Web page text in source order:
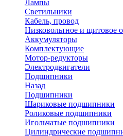
Лампы
Светильники
Кабель, провод
Низковольтное и щитовое
Аккумуляторы
Комплектующие
Мотор-редукторы
Электродвигатели
Подшипники
Назад
Подшипники
Шариковые подшипники
Роликовые подшипники
Игольчатые подшипники
Цилиндрические